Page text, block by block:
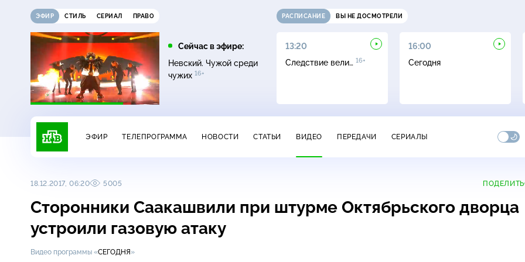
ЭФИР СТИЛЬ СЕРИАЛ ПРАВО
Сейчас в эфире:
Невский. Чужой среди
чужих 16+
РАСПИСАНИЕ ВЫ НЕ ДОСМОТРЕЛИ
12:00
Своя игра0+
13:00
Сегодня
13:20
Следствие вели… 16+
16:00
Сегодня
ЭФИР ТЕЛЕПРОГРАММА НОВОСТИ СТАТЬИ ВИДЕО ПЕРЕДАЧИ СЕРИАЛЫ
18.12.2017, 06:20 5005
Сторонники Саакашвили при штурме Октябрьского дворца
устроили газовую атаку
Видео программы «СЕГОДНЯ»